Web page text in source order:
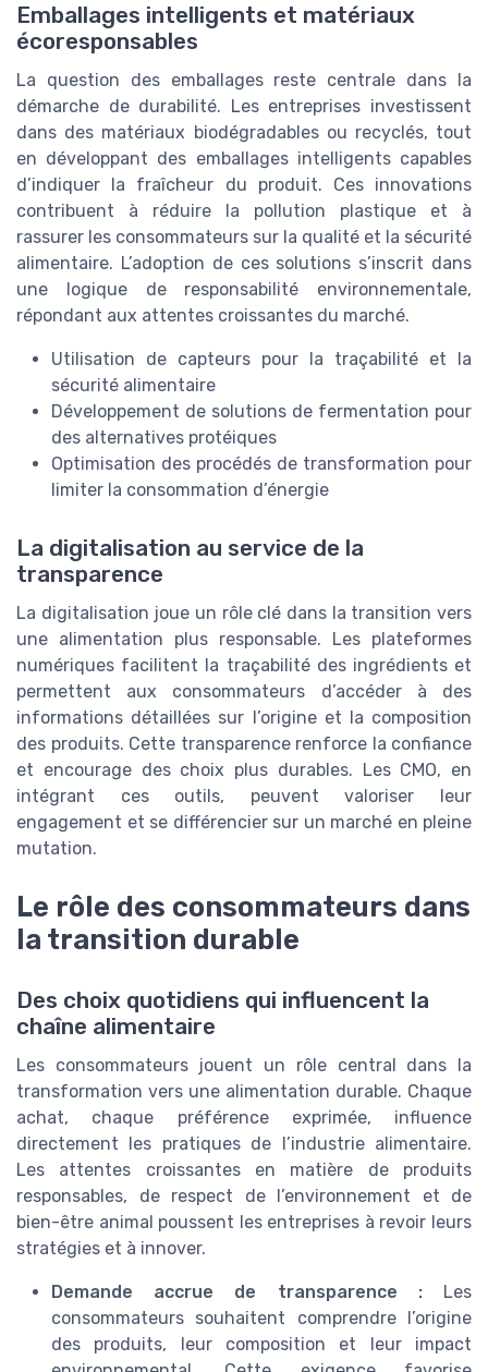
Emballages intelligents et matériaux
écoresponsables
La question des emballages reste centrale dans la
démarche de durabilité. Les entreprises investissent
dans des matériaux biodégradables ou recyclés, tout
en développant des emballages intelligents capables
d’indiquer la fraîcheur du produit. Ces innovations
contribuent à réduire la pollution plastique et à
rassurer les consommateurs sur la qualité et la sécurité
alimentaire. L’adoption de ces solutions s’inscrit dans
une logique de responsabilité environnementale,
répondant aux attentes croissantes du marché.
Utilisation de capteurs pour la traçabilité et la
sécurité alimentaire
Développement de solutions de fermentation pour
des alternatives protéiques
Optimisation des procédés de transformation pour
limiter la consommation d’énergie
La digitalisation au service de la
transparence
La digitalisation joue un rôle clé dans la transition vers
une alimentation plus responsable. Les plateformes
numériques facilitent la traçabilité des ingrédients et
permettent aux consommateurs d’accéder à des
informations détaillées sur l’origine et la composition
des produits. Cette transparence renforce la confiance
et encourage des choix plus durables. Les CMO, en
intégrant ces outils, peuvent valoriser leur
engagement et se différencier sur un marché en pleine
mutation.
Le rôle des consommateurs dans
la transition durable
Des choix quotidiens qui influencent la
chaîne alimentaire
Les consommateurs jouent un rôle central dans la
transformation vers une alimentation durable. Chaque
achat, chaque préférence exprimée, influence
directement les pratiques de l’industrie alimentaire.
Les attentes croissantes en matière de produits
responsables, de respect de l’environnement et de
bien-être animal poussent les entreprises à revoir leurs
stratégies et à innover.
Demande accrue de transparence :Les
consommateurs souhaitent comprendre l’origine
des produits, leur composition et leur impact